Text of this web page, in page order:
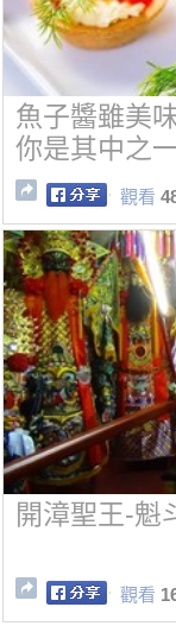
魚子醬雖美
你是其中之
觀看
開漳聖王-魁
觀看